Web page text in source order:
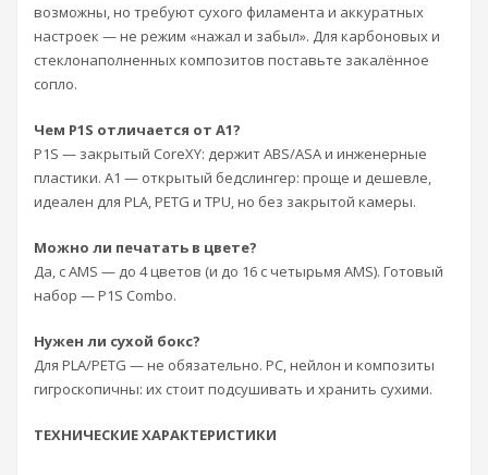
возможны, но требуют сухого филамента и аккуратных
настроек — не режим «нажал и забыл». Для карбоновых и
стеклонаполненных композитов поставьте закалённое
сопло.
Чем P1S отличается от A1?
P1S — закрытый CoreXY: держит ABS/ASA и инженерные
пластики. A1 — открытый бедслингер: проще и дешевле,
идеален для PLA, PETG и TPU, но без закрытой камеры.
Можно ли печатать в цвете?
Да, с AMS — до 4 цветов (и до 16 с четырьмя AMS). Готовый
набор — P1S Combo.
Нужен ли сухой бокс?
Для PLA/PETG — не обязательно. PC, нейлон и композиты
гигроскопичны: их стоит подсушивать и хранить сухими.
ТЕХНИЧЕСКИЕ ХАРАКТЕРИСТИКИ